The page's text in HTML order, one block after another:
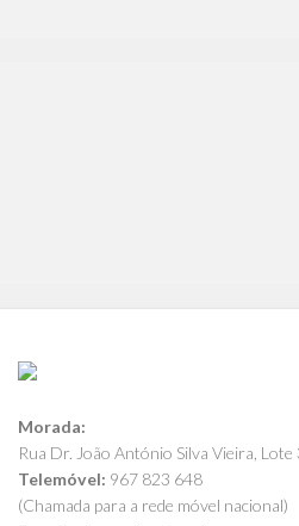
Morada:
Rua Dr. João António Silva Vieira,
Telemóvel: 967 823 648
(Chamada para a rede móvel nacional)